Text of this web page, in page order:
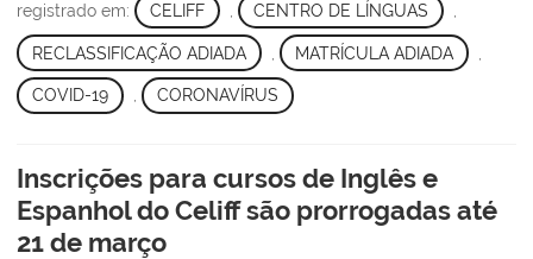
registrado em: CELIFF CENTRO DE LÍNGUAS
RECLASSIFICAÇÃO ADIADA MATRÍCULA ADIADA
COVID-19 , CORONAVÍRUS
Inscrições para cursos de Inglês e
Espanhol do Celiff são prorrogadas até
21 de março